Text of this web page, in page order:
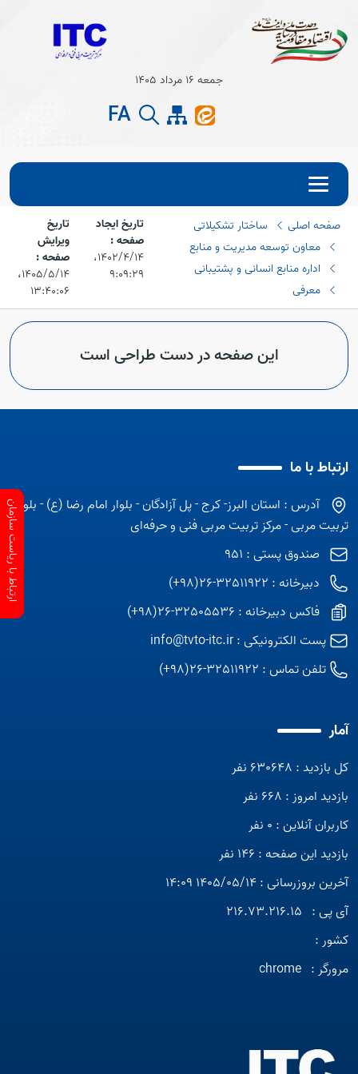
Open
جمعه 16 مرداد 1405
FA
صفحه اصلی
ساختار تشکیلاتی
معاون توسعه مدیریت و منابع
اداره منابع انسانی و پشتیبانی
معرفی
تاریخ ایجاد
صفحه :
۱۴۰۲/۴/۱۴،‏
۹:۰۹:۲۹
تاریخ
ویرایش
صفحه :
۱۴۰۵/۵/۱۴،‏
۱۳:۴۰:۰۶
این صفحه در دست طراحی است
ارتباط با ما
آدرس : استان البرز- کرج - پل آزادگان - بلوار امام رضا (ع) - بلوار
تربیت مربی - مرکز تربیت مربی فنی و حرفه‌ای
صندوق پستی : 951
دبیرخانه : 32511922-26(98+)
فاکس دبیرخانه : 32505536-26(98+)
پست الکترونیکی :info@tvto-itc.ir
تلفن تماس : 32511922-26(98+)
آمار
کل بازدید : 630648 نفر
بازدید امروز : 668 نفر
کاربران آنلاین : 0 نفر
بازدید این صفحه : 146 نفر
آخرین بروزرسانی : 1405/05/14 14:09
آی پی : 216.73.216.15
کشور :
مرورگر : chrome
ارتباط با ریاست سازمان